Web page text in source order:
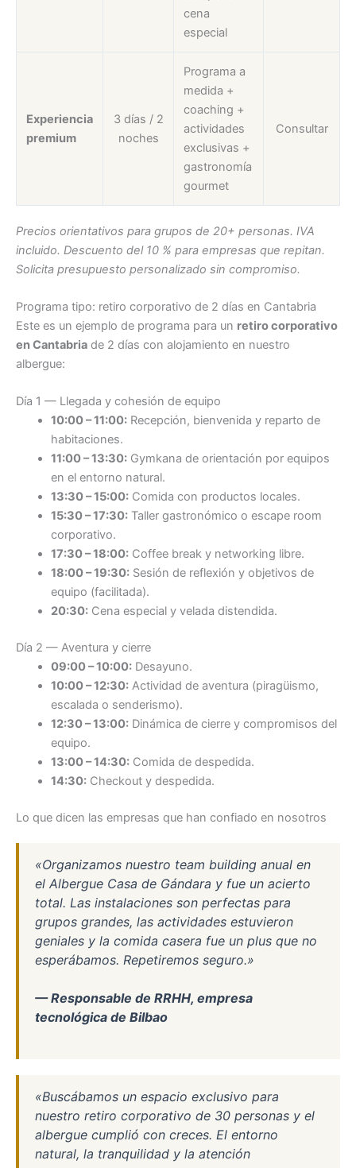
cena
especial
Experiencia
premium
3 días / 2
noches
Programa a
medida +
coaching +
actividades
exclusivas +
gastronomía
gourmet
Consultar
Precios orientativos para grupos de 20+ personas. IVA
incluido. Descuento del 10 % para empresas que repitan.
Solicita presupuesto personalizado sin compromiso.
Programa tipo: retiro corporativo de 2 días en Cantabria
Este es un ejemplo de programa para un retiro corporativo
en Cantabria de 2 días con alojamiento en nuestro
albergue:
Día 1 — Llegada y cohesión de equipo
10:00 – 11:00:Recepción, bienvenida y reparto de
habitaciones.
11:00 – 13:30:Gymkana de orientación por equipos
en el entorno natural.
13:30 – 15:00:Comida con productos locales.
15:30 – 17:30:Taller gastronómico o escape room
corporativo.
17:30 – 18:00:Coffee break y networking libre.
18:00 – 19:30:Sesión de reflexión y objetivos de
equipo (facilitada).
20:30:Cena especial y velada distendida.
Día 2 — Aventura y cierre
09:00 – 10:00:Desayuno.
10:00 – 12:30:Actividad de aventura (piragüismo,
escalada o senderismo).
12:30 – 13:00:Dinámica de cierre y compromisos del
equipo.
13:00 – 14:30:Comida de despedida.
14:30:Checkout y despedida.
Lo que dicen las empresas que han confiado en nosotros
«Organizamos nuestro team building anual en
el Albergue Casa de Gándara y fue un acierto
total. Las instalaciones son perfectas para
grupos grandes, las actividades estuvieron
geniales y la comida casera fue un plus que no
esperábamos. Repetiremos seguro.»
— Responsable de RRHH, empresa
tecnológica de Bilbao
«Buscábamos un espacio exclusivo para
nuestro retiro corporativo de 30 personas y el
albergue cumplió con creces. El entorno
natural, la tranquilidad y la atención